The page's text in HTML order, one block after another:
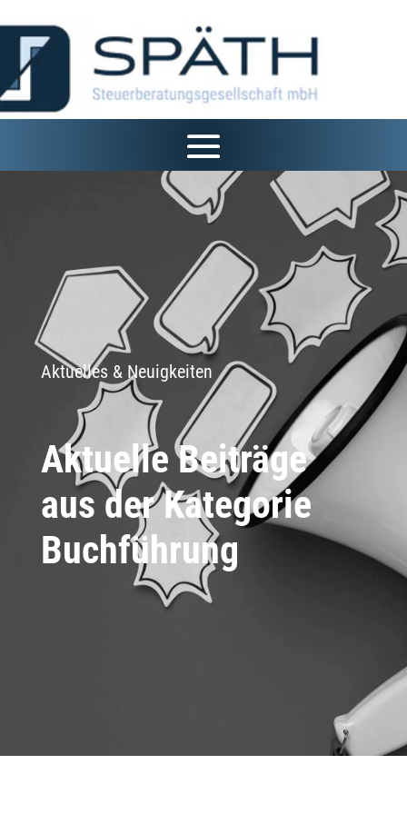
Aktuelles & Neuigkeiten
Aktuelle Beiträge
aus der Kategorie
Buchführung